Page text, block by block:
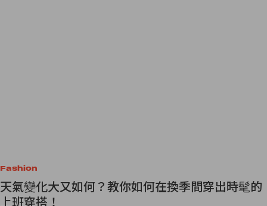
Fashion
天氣變化大又如何？教你如何在換季間穿出時髦的
上班穿搭！